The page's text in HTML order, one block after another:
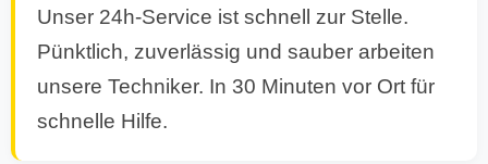
Unser 24h-Service ist schnell zur Stelle.
Pünktlich, zuverlässig und sauber arbeiten
unsere Techniker. In 30 Minuten vor Ort für
schnelle Hilfe.